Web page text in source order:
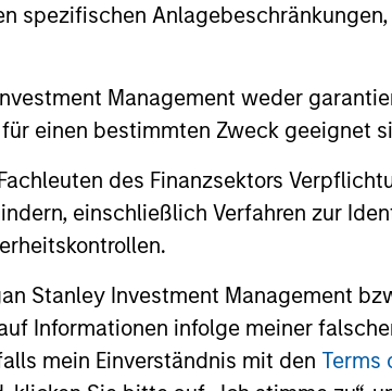
spezifischen
Management weder
einen bestimmten Zweck geeignet
des Finanzsektors
einschließlich Verfahren zur
Stanley Investment Management
Informationen infolge meiner
mein Einverständnis mit den Terms
FROM THE EMERGING WORLD BIG